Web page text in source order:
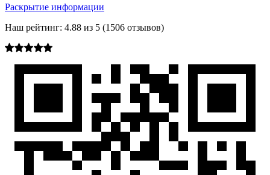
Раскрытие информации
Наш рейтинг: 4.88 из 5 (1506 отзывов)